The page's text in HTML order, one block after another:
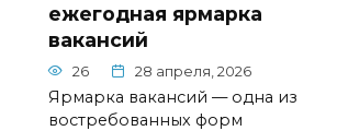
ежегодная ярмарка
вакансий
26 28 апреля, 2026
Ярмарка вакансий — одна из
востребованных форм